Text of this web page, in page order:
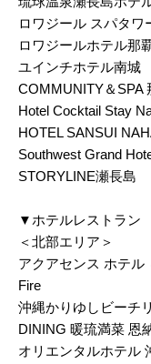
ロワジール スパタワ
ロワジールホテル那
ユインチホテル南城
COMMUNITY＆SPA
Hotel Cocktail Stay
HOTEL SANSUI
Southwest Grand
STORYLINE瀬長島
▼ホテルレストラン
＜北部エリア＞
アクアセンス ホテル
Fire
沖縄かりゆしビーチ
DINING 暖琉満菜 恩
オリエンタルホテル